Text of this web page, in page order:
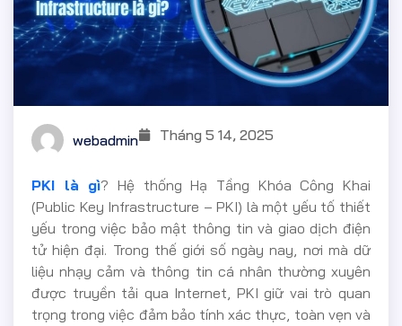
webadmin Tháng 5 14, 2025
PKI là gì? Hệ thống Hạ Tầng Khóa Công Khai
(Public Key Infrastructure – PKI) là một yếu tố thiết
yếu trong việc bảo mật thông tin và giao dịch điện
tử hiện đại. Trong thế giới số ngày nay, nơi mà dữ
liệu nhạy cảm và thông tin cá nhân thường xuyên
được truyền tải qua Internet, PKI giữ vai trò quan
trọng trong việc đảm bảo tính xác thực, toàn vẹn và